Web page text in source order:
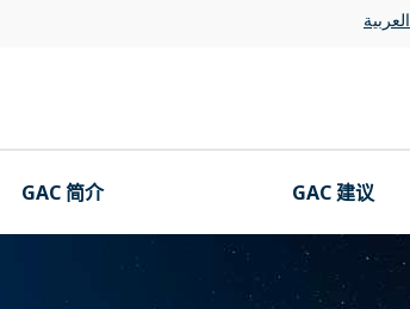
العربية
GAC 简介 GAC 建议